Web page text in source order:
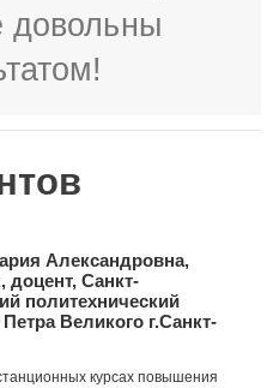
довольны
Александровна,
доцент, Санкт-
политехнический
Великого г.Санкт-
курсах повышения